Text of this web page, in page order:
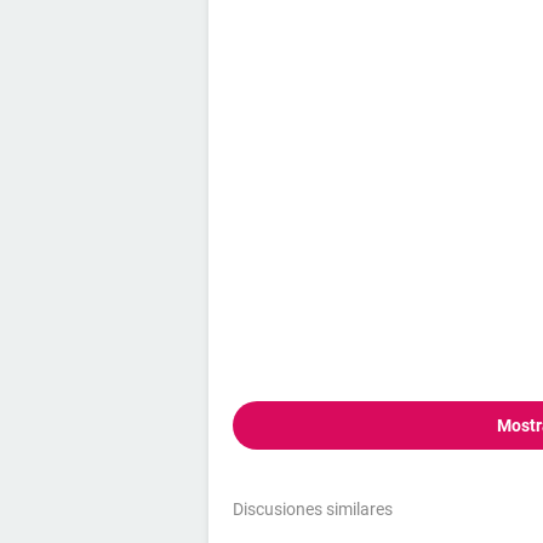
Discusiones similares